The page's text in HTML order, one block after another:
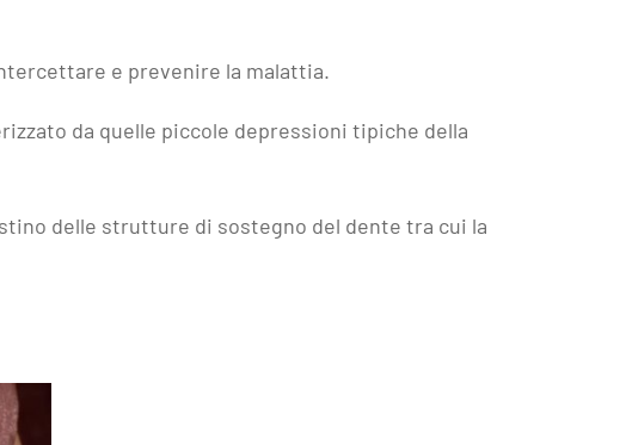
e prevenire la malattia.
da quelle piccole depressioni tipiche della
delle strutture di sostegno del dente tra cui la